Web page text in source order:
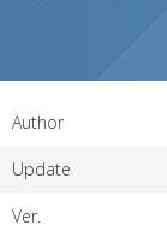
Author
Update
Ver.